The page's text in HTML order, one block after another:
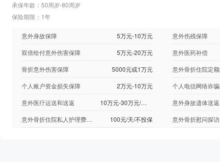
承保年龄：50周岁-80周岁
保险期限：1年
意外身故保障 5万元-10万元
意外伤残保障
双倍给付意外伤害保障
5万元-20万元
意外医药补偿
骨折意外伤害保障
5000元或1万元
意外骨折住院定
个人账户资金损失保障
2万元-10万元
意外医疗运送和送返
10万元-30万元/不投保
意外身故遗体送返
意外骨折住院私人护理费用保障
100元/天/不投保 意外骨折慰问探